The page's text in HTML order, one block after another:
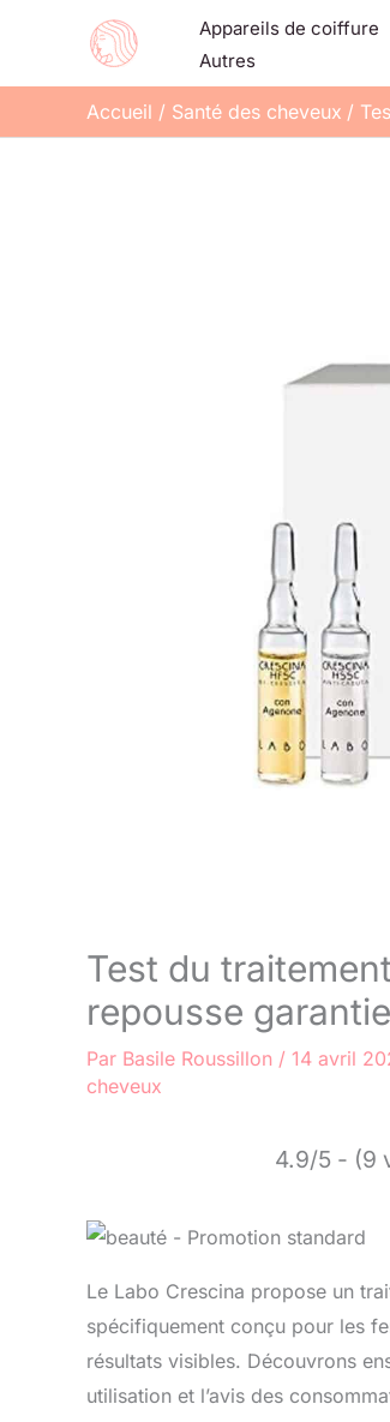
contenu
Appareils de coiffure
Autres
Accueil Santé des cheveux
Test du
repousse garantie
Par Basile Roussillon / 14 avril
cheveux
4.9/5 - (9
Le Labo Crescina propose un
spécifiquement conçu pour les
résultats visibles. Découvrons
utilisation et l’avis des